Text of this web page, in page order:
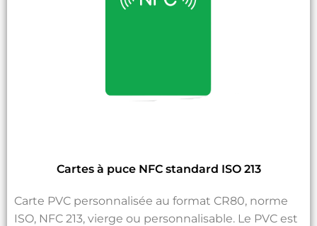
Cartes à puce NFC standard ISO 213
Carte PVC personnalisée au format CR80, norme
ISO, NFC 213, vierge ou personnalisable. Le PVC est